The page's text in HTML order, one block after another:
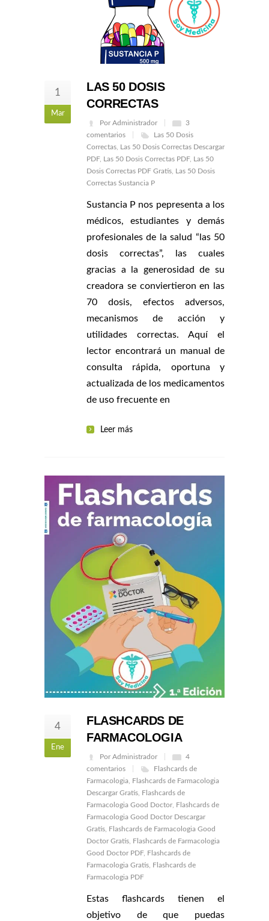
1
Mar
LAS 50 DOSIS
CORRECTAS
Por Administrador
3
comentarios
Las 50 Dosis
Correctas Las 50 Dosis Correctas Descargar
PDF, Las 50 Dosis Correctas PDF, Las 50
Dosis Correctas PDF Gratis Las 50 Dosis
Correctas Sustancia P
Sustancia P nos pepresenta a los
médicos, estudiantes y demás
profesionales de la salud “las 50
dosis correctas”, las cuales
gracias a la generosidad de su
creadora se conviertieron en las
70 dosis, efectos adversos,
mecanismos de acción y
utilidades correctas. Aquí el
lector encontrará un manual de
consulta rápida, oportuna y
actualizada de los medicamentos
de uso frecuente en
Leer más
4
Ene
FLASHCARDS DE
FARMACOLOGIA
Por Administrador
4
comentarios
Flashcards de
Farmacologia
Flashcards de Farmacologia
Descargar Gratis Flashcards de
Farmacologia Good Doctor Flashcards de
Farmacologia Good Doctor Descargar
Gratis Flashcards de Farmacologia Good
Doctor Gratis Flashcards de Farmacologia
Good Doctor PDF, Flashcards de
Farmacologia Gratis Flashcards de
Farmacologia PDF
Estas flashcards tienen el
objetivo de que puedas